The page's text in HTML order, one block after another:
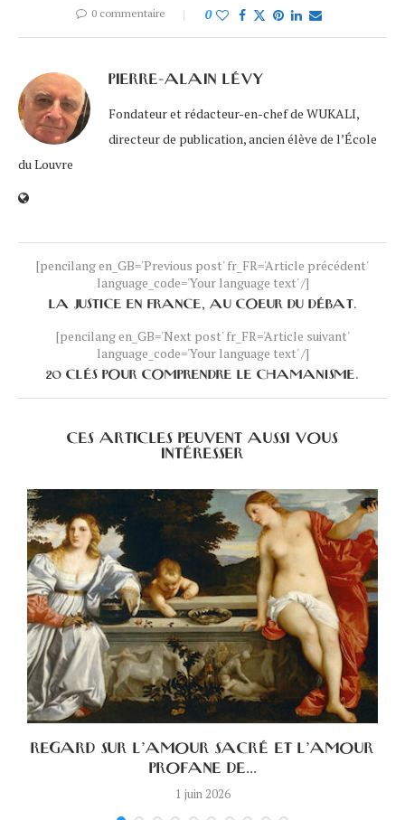
0 commentaire 0
PIERRE-ALAIN LÉVY
Fondateur et rédacteur-en-chef de WUKALI,
directeur de publication, ancien élève de l’École
du Louvre
[pencilang en_GB='Previous post' fr_FR='Article précédent'
language_code='Your language text' /]
LA JUSTICE EN FRANCE, AU COEUR DU DÉBAT.
[pencilang en_GB='Next post' fr_FR='Article suivant'
language_code='Your language text' /]
20 CLÉS POUR COMPRENDRE LE CHAMANISME.
CES ARTICLES PEUVENT AUSSI VOUS
INTÉRESSER
REGARD SUR L’AMOUR SACRÉ ET L’AMOUR
PROFANE DE...
1 juin 2026